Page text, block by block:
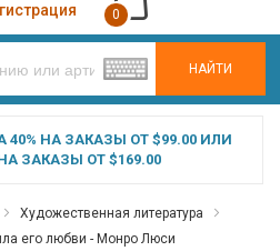
НАЙТИ
0
НА ЗАКАЗЫ ОТ $99.00 ИЛИ
ЗАКАЗЫ ОТ $169.00
Художественная литература
его любви - Монро Люси